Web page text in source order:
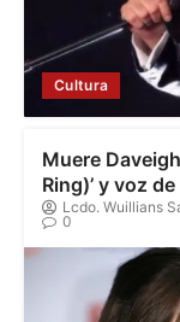
Cultura
Muere
Ring)’ y voz
Lcdo. Wuillians
0